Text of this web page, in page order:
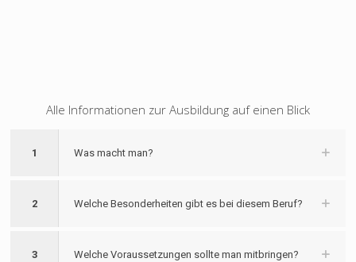
Alle Informationen zur Ausbildung auf einen Blick
1 Was macht man?
2 Welche Besonderheiten gibt es bei diesem Beruf?
3 Welche Voraussetzungen sollte man mitbringen?